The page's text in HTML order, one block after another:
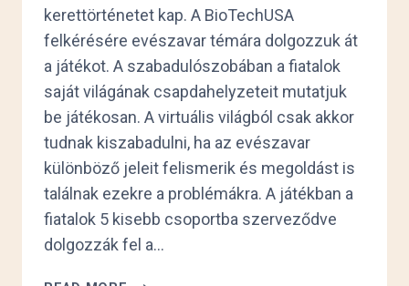
kerettörténetet kap. A BioTechUSA
felkérésére evészavar témára dolgozzuk át
a játékot. A szabadulószobában a fiatalok
saját világának csapdahelyzeteit mutatjuk
be játékosan. A virtuális világból csak akkor
tudnak kiszabadulni, ha az evészavar
különböző jeleit felismerik és megoldást is
találnak ezekre a problémákra. A játékban a
fiatalok 5 kisebb csoportba szerveződve
dolgozzák fel a…